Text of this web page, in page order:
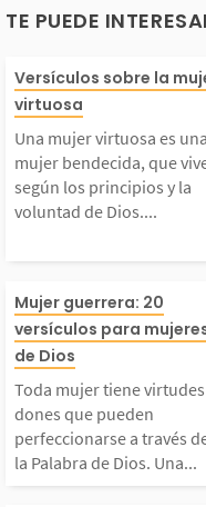
TE PUEDE
mujer
mujer
vive
y la
Dios.
es su
vida y su
Versículos sobre la
virtuosa
Una mujer virtuosa es una
mujer bendecida, que
según los principios y la
voluntad de Dios....
mujer
y dones
de la
Mujer guerrera: 20
versículos para
de Dios
Toda mujer tiene
dones que pueden
perfeccionarse a través
la Palabra de Dios. Una...